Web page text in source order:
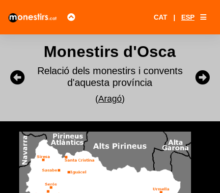
CAT | ESP
Monestirs d'Osca
Relació dels monestirs i convents
d'aquesta província
(Aragó)